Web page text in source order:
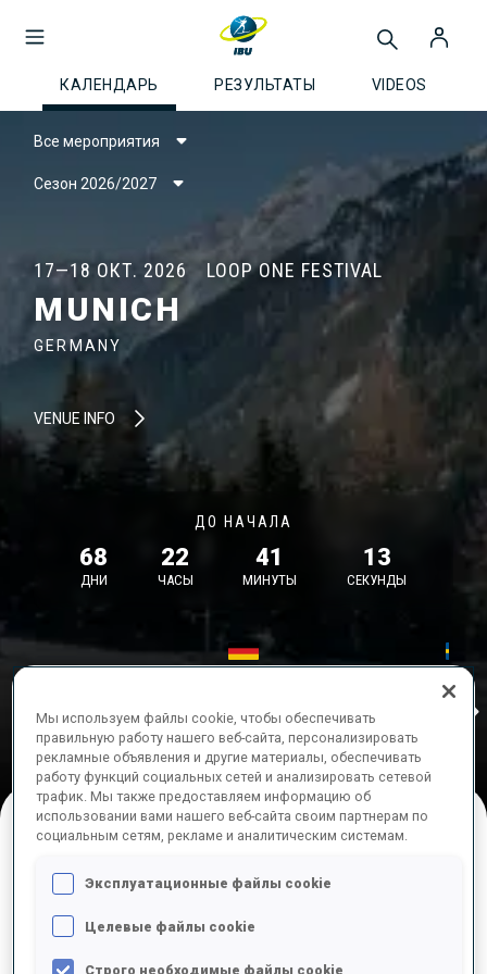
КАЛЕНДАРЬ РЕЗУЛЬТАТЫ VIDEOS
Все мероприятия
Сезон 2026/2027
17—18 ОКТ. 2026 LOOP ONE FESTIVAL
MUNICH
GERMANY
VENUE INFO
ДО НАЧАЛА
68
ДНИ
22
ЧАСЫ
41
МИНУТЫ
13
СЕКУНДЫ
26—29
IDREIdre
Мы используем файлы cookie, чтобы обеспечивать
правильную работу нашего веб-сайта, персонализировать
рекламные объявления и другие материалы, обеспечивать
работу функций социальных сетей и анализировать сетевой
трафик. Мы также предоставляем информацию об
использовании вами нашего веб-сайта своим партнерам по
социальным сетям, рекламе и аналитическим системам.
Эксплуатационные файлы cookie
Целевые файлы cookie
Строго необходимые файлы cookie